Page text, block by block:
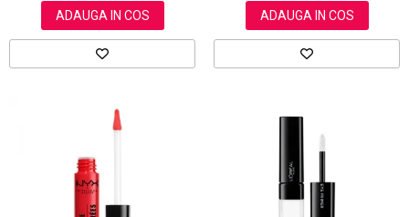
ADAUGA IN COS ADAUGA IN COS